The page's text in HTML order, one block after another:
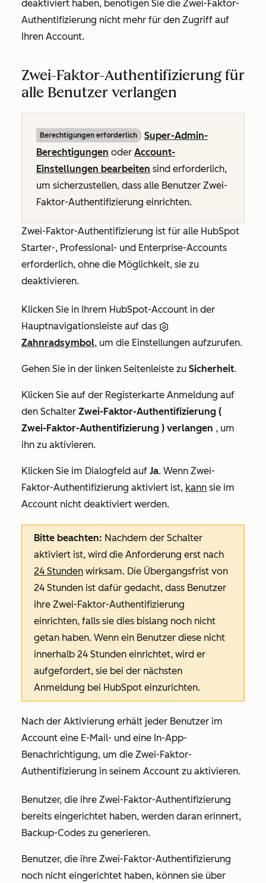
deaktiviert haben, benötigen Sie die Zwei-Faktor-
Authentifizierung nicht mehr für den Zugriff auf
Ihren Account.
Zwei-Faktor-Authentifizierung für
alle Benutzer verlangen
Berechtigungen erforderlich
Super-Admin-
Berechtigungen oder Account-
Einstellungen bearbeiten sind erforderlich,
um sicherzustellen, dass alle Benutzer Zwei-
Faktor-Authentifizierung einrichten.
Zwei-Faktor-Authentifizierung ist für alle HubSpot
Starter-, Professional- und Enterprise-Accounts
erforderlich, ohne die Möglichkeit, sie zu
deaktivieren.
Klicken Sie in Ihrem HubSpot-Account in der
Hauptnavigationsleiste auf das
Zahnradsymbol, um die Einstellungen aufzurufen.
Gehen Sie in der linken Seitenleiste zu Sicherheit.
Klicken Sie auf der Registerkarte Anmeldung auf
den Schalter Zwei-Faktor-Authentifizierung (
Zwei-Faktor-Authentifizierung ) verlangen , um
ihn zu aktivieren.
Klicken Sie im Dialogfeld auf Ja. Wenn Zwei-
Faktor-Authentifizierung aktiviert ist, kann sie im
Account nicht deaktiviert werden.
Bitte beachten: Nachdem der Schalter
aktiviert ist, wird die Anforderung erst nach
24 Stunden wirksam. Die Übergangsfrist von
24 Stunden ist dafür gedacht, dass Benutzer
ihre Zwei-Faktor-Authentifizierung
einrichten, falls sie dies bislang noch nicht
getan haben. Wenn ein Benutzer diese nicht
innerhalb 24 Stunden einrichtet, wird er
aufgefordert, sie bei der nächsten
Anmeldung bei HubSpot einzurichten.
Nach der Aktivierung erhält jeder Benutzer im
Account eine E-Mail- und eine In-App-
Benachrichtigung, um die Zwei-Faktor-
Authentifizierung in seinem Account zu aktivieren.
Benutzer, die ihre Zwei-Faktor-Authentifizierung
bereits eingerichtet haben, werden daran erinnert,
Backup-Codes zu generieren.
Benutzer, die ihre Zwei-Faktor-Authentifizierung
noch nicht eingerichtet haben, können sie über